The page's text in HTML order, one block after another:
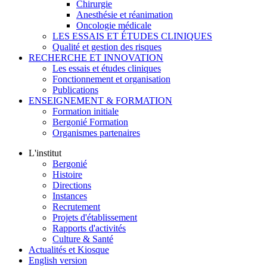
Chirurgie
Anesthésie et réanimation
Oncologie médicale
LES ESSAIS ET ÉTUDES CLINIQUES
Qualité et gestion des risques
RECHERCHE ET INNOVATION
Les essais et études cliniques
Fonctionnement et organisation
Publications
ENSEIGNEMENT & FORMATION
Formation initiale
Bergonié Formation
Organismes partenaires
L'institut
Bergonié
Histoire
Directions
Instances
Recrutement
Projets d'établissement
Rapports d'activités
Culture & Santé
Actualités et Kiosque
English version